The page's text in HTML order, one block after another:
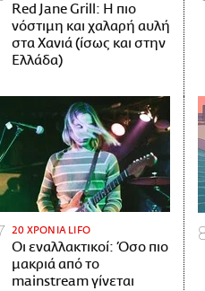
Red Jane Grill: Η πιο
νόστιμη και χαλαρή αυλή
στα Χανιά (ίσως και στην
Ελλάδα)
20 ΧΡΟΝΙΑ LIFO
Οι εναλλακτικοί: Όσο πιο
μακριά από το
mainstream γίνεται